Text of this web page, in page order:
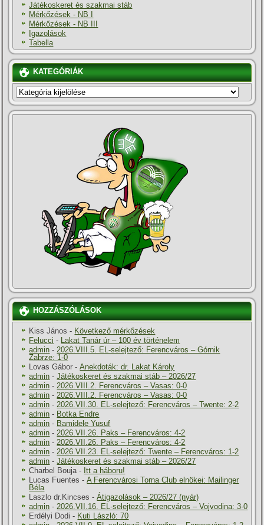
Játékoskeret és szakmai stáb
Mérkőzések - NB I
Mérkőzések - NB III
Igazolások
Tabella
KATEGÓRIÁK
KATEGÓRIÁK
HOZZÁSZÓLÁSOK
Kiss János - Következő mérkőzések
Felucci - Lakat Tanár úr – 100 év történelem
admin -2026.VIII.5. EL-selejtező: Ferencváros – Górnik
Zabrze: 1-0
Lovas Gábor -Anekdoták: dr. Lakat Károly
admin -Játékoskeret és szakmai stáb – 2026/27
admin -2026.VIII.2. Ferencváros – Vasas: 0-0
admin -2026.VIII.2. Ferencváros – Vasas: 0-0
admin -2026.VII.30. EL-selejtező: Ferencváros – Twente: 2-2
admin - Botka Endre
admin - Bamidele Yusuf
admin -2026.VII.26. Paks – Ferencváros: 4-2
admin -2026.VII.26. Paks – Ferencváros: 4-2
admin -2026.VII.23. EL-selejtező: Twente – Ferencváros: 1-2
admin -Játékoskeret és szakmai stáb – 2026/27
Charbel Bouja- Itt a háboru!
Lucas Fuentes -A Ferencvárosi Torna Club elnökei: Mailinger
Béla
Laszlo dr.Kincses -Átigazolások – 2026/27 (nyár)
admin -2026.VII.16. EL-selejtező: Ferencváros – Vojvodina: 3-0
Erdélyi Dodi - Kuti László: 70